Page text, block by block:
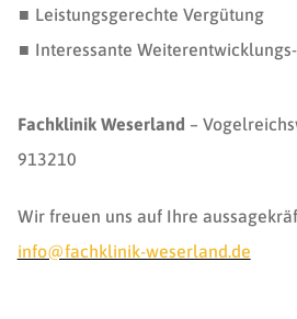
Leistungsgerechte Vergütung
Interessante
Fachklinik Weserland –
913210
Wir freuen uns auf Ihre
info@fachklinik-weserland.de